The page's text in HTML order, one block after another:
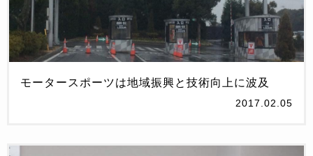
モータースポーツは地域振興と技術向上に波及
2017.02.05